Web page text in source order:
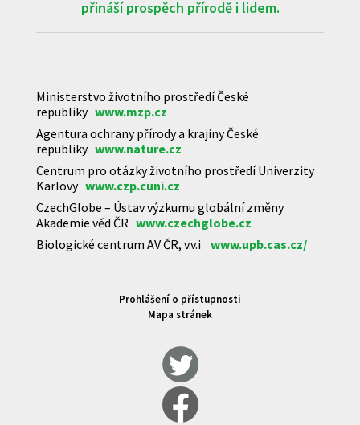
přináší prospěch přírodě i lidem.
Ministerstvo životního prostředí České
republiky www.mzp.cz
Agentura ochrany přírody a krajiny České
republiky www.nature.cz
Centrum pro otázky životního prostředí Univerzity
Karlovy www.czp.cuni.cz
CzechGlobe – Ústav výzkumu globální změny
Akademie věd ČR www.czechglobe.cz
Biologické centrum AV ČR, v.v.i www.upb.cas.cz/
Prohlášení o přístupnosti
Mapa stránek